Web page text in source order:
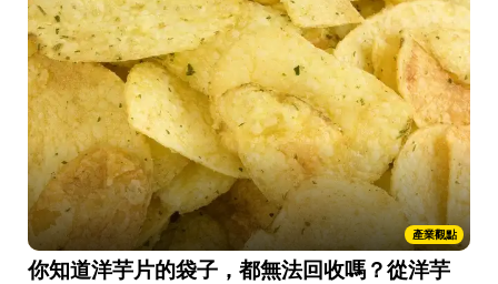
產業觀點
你知道洋芋片的袋子，都無法回收嗎？從洋芋